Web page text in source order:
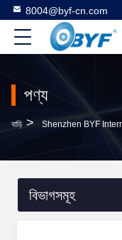
8004@byf-cn.com
পণ্য
বাড়ি > Shenzhen BYF
বিভাগসমূহ